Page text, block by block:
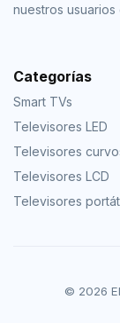
nuestros
Categorías
Smart TVs
Televisores LED
Televisores
Televisores LCD
Televisores
© 2026